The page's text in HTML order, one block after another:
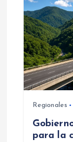
Regionales
para la